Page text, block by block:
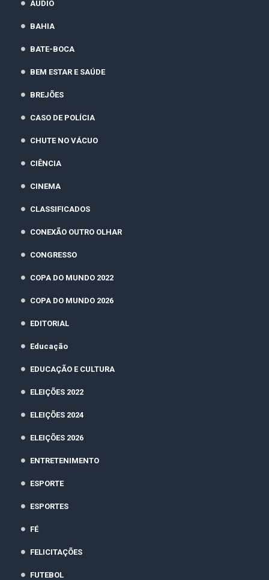
ÁUDIO
BAHIA
BATE-BOCA
BEM ESTAR E SAÚDE
BREJÕES
CASO DE POLÍCIA
CHUTE NO VÁCUO
CIÊNCIA
CINEMA
CLASSIFICADOS
CONEXÃO OUTRO OLHAR
CONGRESSO
COPA DO MUNDO 2022
COPA DO MUNDO 2026
EDITORIAL
Educação
EDUCAÇÃO E CULTURA
ELEIÇÕES 2022
ELEIÇÕES 2024
ELEIÇÕES 2026
ENTRETENIMENTO
ESPORTE
ESPORTES
FÉ
FELICITAÇÕES
FUTEBOL